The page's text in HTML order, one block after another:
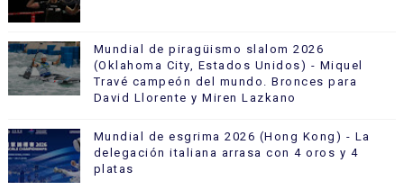
Mundial de piragüismo slalom 2026
(Oklahoma City, Estados Unidos) - Miquel
Travé campeón del mundo. Bronces para
David Llorente y Miren Lazkano
Mundial de esgrima 2026 (Hong Kong) - La
delegación italiana arrasa con 4 oros y 4
platas